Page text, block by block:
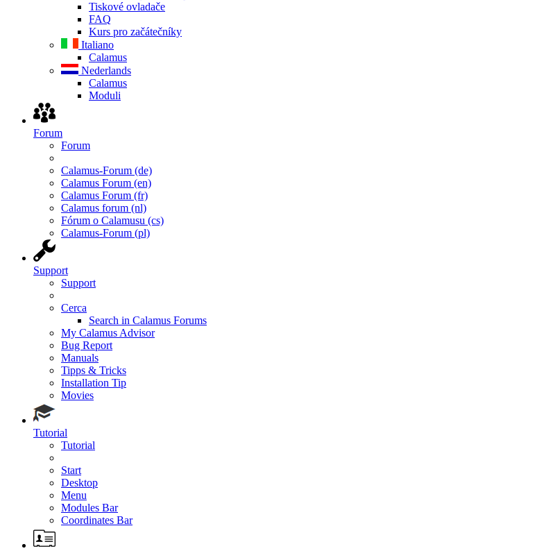
Tiskové ovladače
FAQ
Kurs pro začátečníky
Italiano
Calamus
Nederlands
Calamus
Moduli
Forum
Forum
Calamus-Forum (de)
Calamus Forum (en)
Calamus Forum (fr)
Calamus forum (nl)
Fórum o Calamusu (cs)
Calamus-Forum (pl)
Support
Support
Cerca
Search in Calamus Forums
My Calamus Advisor
Bug Report
Manuals
Tipps & Tricks
Installation Tip
Movies
Tutorial
Tutorial
Start
Desktop
Menu
Modules Bar
Coordinates Bar